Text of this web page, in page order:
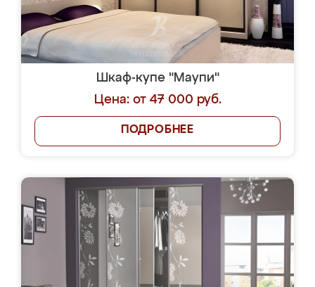
Шкаф-купе "Маупи"
Цена: от 47 000 руб.
ПОДРОБНЕЕ